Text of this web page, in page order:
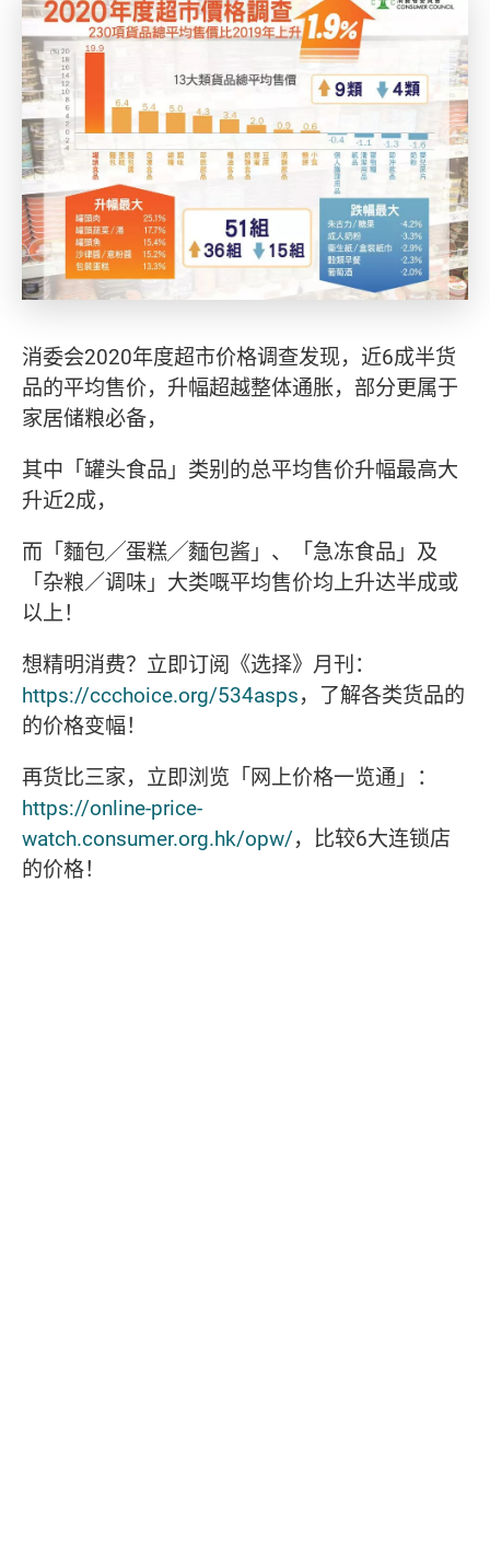
消委会2020年度超市价格调查发现，近6成半货
品的平均售价，升幅超越整体通胀，部分更属于
家居储粮必备，
其中「罐头食品」类别的总平均售价升幅最高大
升近2成，
而「麵包╱蛋糕╱麵包酱」、「急冻食品」及
「杂粮／调味」大类嘅平均售价均上升达半成或
以上！
想精明消费？立即订阅《选择》月刊：
https://ccchoice.org/534asps，了解各类货品的
的价格变幅！
再货比三家，立即浏览「网上价格一览通」：
https://online-price-
watch.consumer.org.hk/opw/，比较6大连锁店
的价格！